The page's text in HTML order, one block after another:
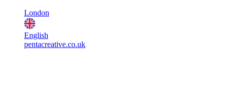
London
English
pentacreative.co.uk